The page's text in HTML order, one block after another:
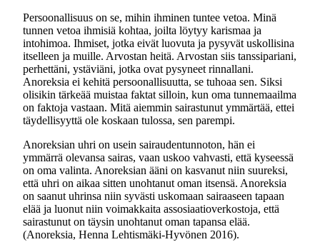
Persoonallisuus on se, mihin ihminen tuntee vetoa. Minä
tunnen vetoa ihmisiä kohtaa, joilta löytyy karismaa ja
intohimoa. Ihmiset, jotka eivät luovuta ja pysyvät uskollisina
itselleen ja muille. Arvostan heitä. Arvostan siis tanssipariani,
perhettäni, ystäviäni, jotka ovat pysyneet rinnallani.
Anoreksia ei kehitä persoonallisuutta, se tuhoaa sen. Siksi
olisikin tärkeää muistaa faktat silloin, kun oma tunnemaailma
on faktoja vastaan. Mitä aiemmin sairastunut ymmärtää, ettei
täydellisyyttä ole koskaan tulossa, sen parempi.
Anoreksian uhri on usein sairaudentunnoton, hän ei
ymmärrä olevansa sairas, vaan uskoo vahvasti, että kyseessä
on oma valinta. Anoreksian ääni on kasvanut niin suureksi,
että uhri on aikaa sitten unohtanut oman itsensä. Anoreksia
on saanut uhrinsa niin syvästi uskomaan sairaaseen tapaan
elää ja luonut niin voimakkaita assosiaatioverkostoja, että
sairastunut on täysin unohtanut oman tapansa elää.
(Anoreksia, Henna Lehtismäki-Hyvönen 2016).